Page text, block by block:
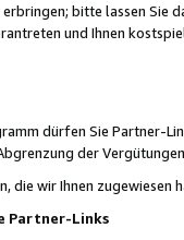
bitte lassen Sie
und Ihnen
dürfen Sie Partner-
der
die wir Ihnen zugewiesen
Partner-Links